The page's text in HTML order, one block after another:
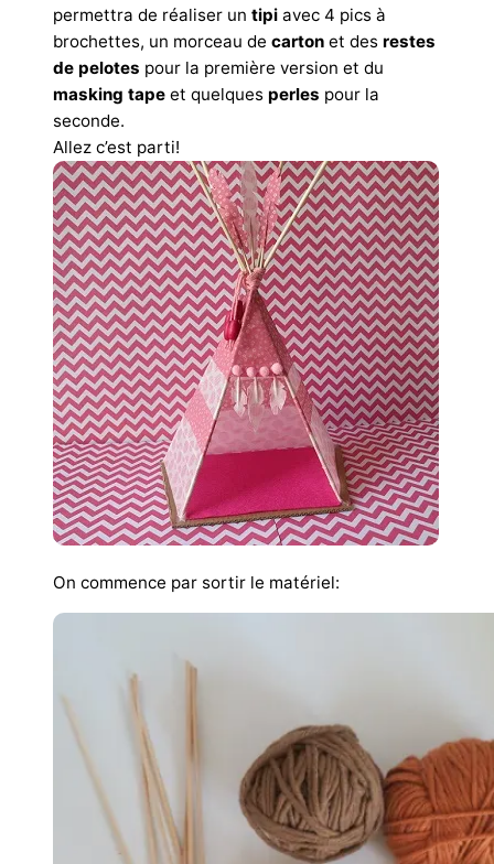
permettra de réaliser un tipi avec 4 pics à
brochettes, un morceau de carton et des restes
de pelotes pour la première version et du
masking tape et quelques perles pour la
seconde.
Allez c’est parti!
On commence par sortir le matériel: